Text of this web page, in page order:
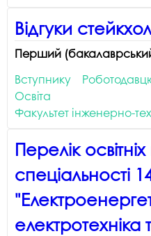
Відгуки
Перший
Вступнику
Освіта
Факультет інженерно-
Перелік
спеціальності
електротехніка